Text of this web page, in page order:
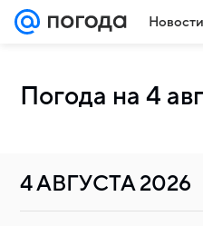
Новости
Погода на 4
4 АВГУСТА2026